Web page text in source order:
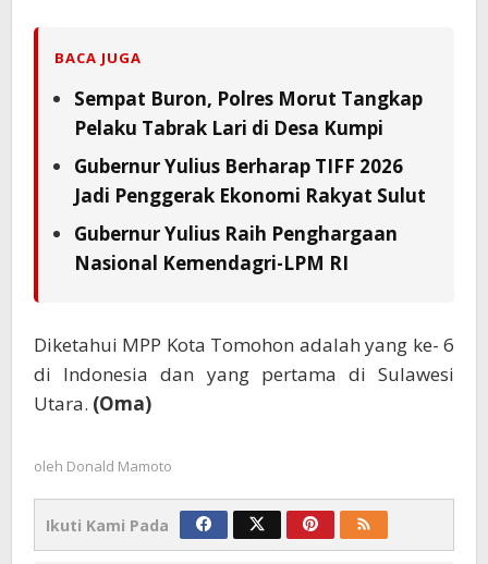
BACA JUGA
Sempat Buron, Polres Morut Tangkap
Pelaku Tabrak Lari di Desa Kumpi
Gubernur Yulius Berharap TIFF 2026
Jadi Penggerak Ekonomi Rakyat Sulut
Gubernur Yulius Raih Penghargaan
Nasional Kemendagri-LPM RI
Diketahui MPP Kota Tomohon adalah yang ke- 6
di Indonesia dan yang pertama di Sulawesi
Utara. (Oma)
oleh Donald Mamoto
Ikuti Kami Pada